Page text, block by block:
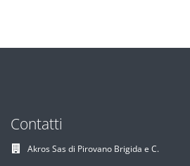
Contatti
Akros Sas di Pirovano Brigida e C.